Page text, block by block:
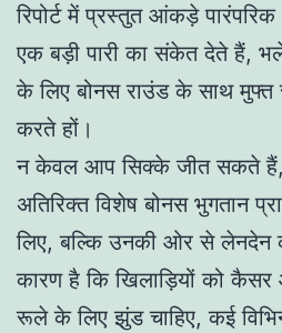
रिपोर्ट में प्रस्तुत आंकड़े
एक बड़ी पारी का संकेत देते हैं,
के लिए बोनस राउंड के साथ
करते हों।
न केवल आप सिक्के जीत सकते
अतिरिक्त विशेष बोनस भुगतान
लिए, बल्कि उनकी ओर से लेनदेन
कारण है कि खिलाड़ियों को कैसर
रूले के लिए झुंड चाहिए, कई